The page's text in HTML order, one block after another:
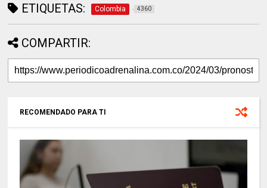
ETIQUETAS: Colombia 4360
COMPARTIR:
RECOMENDADO PARA TI